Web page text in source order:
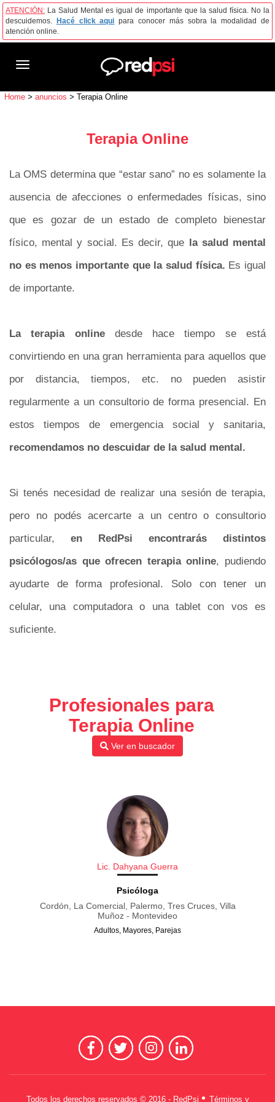
ATENCIÓN: La Salud Mental es igual de importante que la salud física. No la
descuidemos.
Hacé click aqui para conocer más sobra la modalidad de
atención online.
Toggle
Home > anuncios > Terapia Online
Terapia Online
La OMS determina que “estar sano” no es solamente la
ausencia de afecciones o enfermedades físicas, sino
que es gozar de un estado de completo bienestar
físico, mental y social. Es decir, que la salud mental
no es menos importante que la salud física. Es igual
de importante.
La terapia onlinedesde hace tiempo se está
convirtiendo en una gran herramienta para aquellos que
por distancia, tiempos, etc. no pueden asistir
regularmente a un consultorio de forma presencial. En
estos tiempos de emergencia social y sanitaria,
recomendamos no descuidar de la salud mental.
Si tenés necesidad de realizar una sesión de terapia,
pero no podés acercarte a un centro o consultorio
particular, en RedPsi encontrarás distintos
psicólogos/as que ofrecen terapia online, pudiendo
ayudarte de forma profesional. Solo con tener un
celular, una computadora o una tablet con vos es
suficiente.
Profesionales para
Terapia Online
Ver en buscador
Lic. Dahyana Guerra
Psicóloga
Cordón, La Comercial, Palermo, Tres Cruces, Villa
Muñoz - Montevideo
Adultos, Mayores, Parejas
Todos los derechos reservados © 2016 - RedPsi • Términos y